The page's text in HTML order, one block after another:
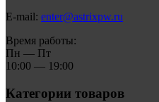
E-mail: enter@astrixpw.ru
Время работы:
Пн — Пт
10:00 — 19:00
Категории товаров